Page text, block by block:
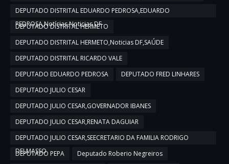
DEPUTADO DISTRITAL EDUARDO PEDROSA,EDUARDO
PEDROSA,Notícias,Noticias DF
DEPUTADO DISTRITAL HERMETO
DEPUTADO DISTRITAL HERMETO,Noticias DF,SAÚDE
DEPUTADO DISTRITAL RICARDO VALE
DEPUTADO EDUARDO PEDROSA
DEPUTADO FRED LINHARES
DEPUTADO JULIO CESAR
DEPUTADO JULIO CESAR,GOVERNADOR IBANES
DEPUTADO JULIO CESAR,RENATA DAGUIAR
DEPUTADO JULIO CESAR,SEECRETARIO DA FAMILIA RODRIGO
DELMASSO
DEPUTADO PEPA
Deputado Roberio Negreiros